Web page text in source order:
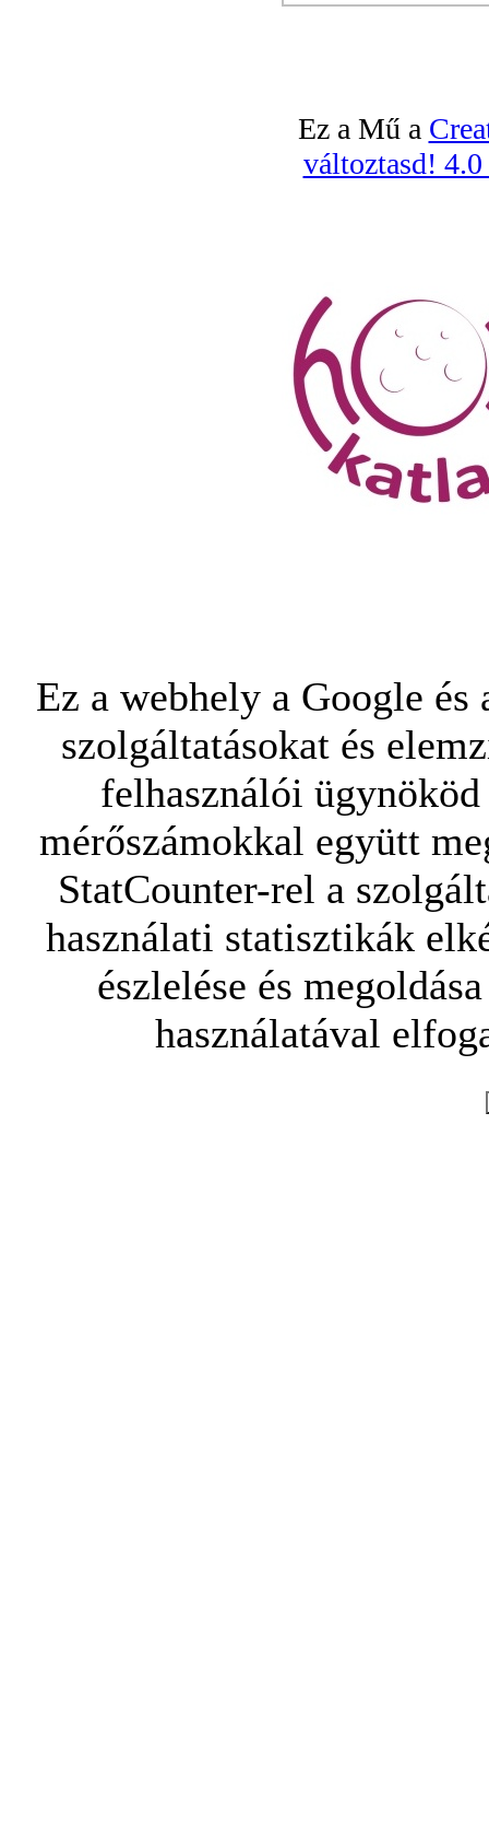
Ez a Mű a
változtasd!
Ez a webhely a Google
szolgáltatásokat és
felhasználói
mérőszámokkal együtt
StatCounter-rel a
használati statisztikák
észlelése és
használatával